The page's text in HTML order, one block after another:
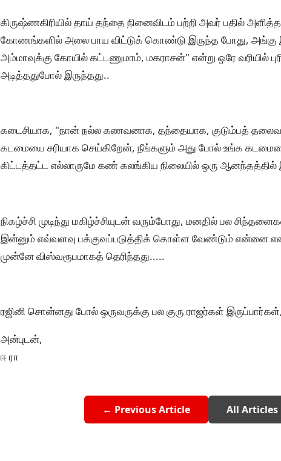
கிருஷ்ணகிரியில் தாய் தந்தை நினைவிடம் பற்றி அவர் பதில்
கோணங்களில் அலை பாய விட்டுக் கொண்டு இருந்த போது,
அம்மாவுக்கு கோயில் கட்டணுமாம், மகராசன்" என்று ஒரே வரியில்
அடித்ததுபோல் இருந்தது..
கடைசியாக, "நான் நல்ல கணவனாக, தந்தையாக, குடும்பத்
கடமையை சரியாக செய்கிறேன், நீங்களும் அது போல் உங்க
கிட்டத்தட்ட எல்லாருமே கண் கலங்கிய நிலையில் ஒரு ஆனந்தத்தில்
நிகழ்ச்சி முடிந்து மகிழ்ச்சியுடன் வரும்போது, மனதில் பல
இன்னும் எவ்வளவு பக்குவப்படுத்திக் கொள்ள வேண்டும் என்னை
முன்னே விஸ்வரூபமாகத் தெரிந்தது.....
ரஜினி சொன்னது போல் ஒருவருக்கு பல குரு ராஜர்கள்
அன்புடன்,
ஈ ரா
← Previous Article All Articles